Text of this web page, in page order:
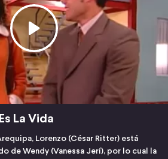
La Vida
Lorenzo (César Ritter) está
de Wendy (Vanessa Jerí), por lo cual la